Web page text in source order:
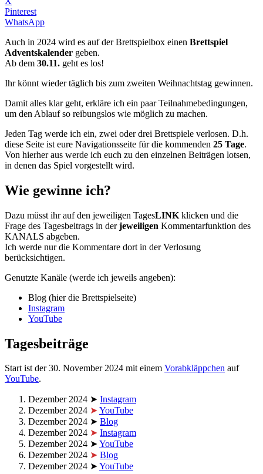
Pinterest
WhatsApp
Auch in 2024 wird es auf der Brettspielbox einen Brettspiel
Adventskalender geben.
Ab dem 30.11. geht es los!
Ihr könnt wieder täglich bis zum zweiten Weihnachtstag gewinnen.
Damit alles klar geht, erkläre ich ein paar Teilnahmebedingungen,
um den Ablauf so reibungslos wie möglich zu machen.
Jeden Tag werde ich ein, zwei oder drei Brettspiele verlosen. D.h.
diese Seite ist eure Navigationsseite für die kommenden 25 Tage.
Von hierher aus werde ich euch zu den einzelnen Beiträgen lotsen,
in denen das Spiel vorgestellt wird.
Wie gewinne ich?
Dazu müsst ihr auf den jeweiligen TagesLINK klicken und die
Frage des Tagesbeitrags in derjeweiligen Kommentarfunktion des
KANALS abgeben.
Ich werde nur die Kommentare dort in der Verlosung
berücksichtigen.
Genutzte Kanäle (werde ich jeweils angeben):
Blog (hier die Brettspielseite)
Instagram
YouTube
Tagesbeiträge
Start ist der 30. November 2024 mit einem Vorabkläppchen auf
YouTube.
Dezember 2024 ➤ Instagram
Dezember 2024 ➤ YouTube
Dezember 2024 ➤ Blog
Dezember 2024 ➤ Instagram
Dezember 2024 ➤YouTube
Dezember 2024 ➤ Blog
Dezember 2024 ➤YouTube